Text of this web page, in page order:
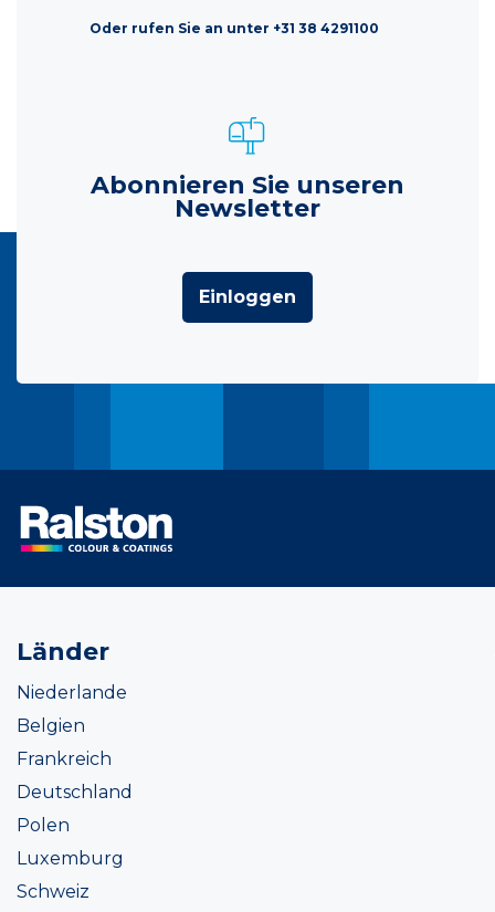
Oder rufen Sie an unter +31 38 4291100
Abonnieren Sie unseren
Newsletter
Einloggen
Länder
Niederlande
Belgien
Frankreich
Deutschland
Polen
Luxemburg
Schweiz